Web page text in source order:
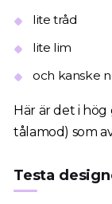
lite tråd
lite lim
och kanske
Här är det i hög
tålamod) som
Testa